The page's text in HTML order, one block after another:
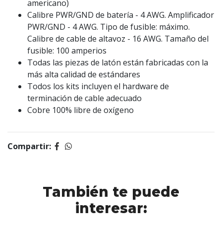
americano)
Calibre PWR/GND de batería - 4 AWG. Amplificador
PWR/GND - 4 AWG. Tipo de fusible: máximo.
Calibre de cable de altavoz - 16 AWG. Tamaño del
fusible: 100 amperios
Todas las piezas de latón están fabricadas con la
más alta calidad de estándares
Todos los kits incluyen el hardware de
terminación de cable adecuado
Cobre 100% libre de oxígeno
Compartir:
También te puede
interesar: